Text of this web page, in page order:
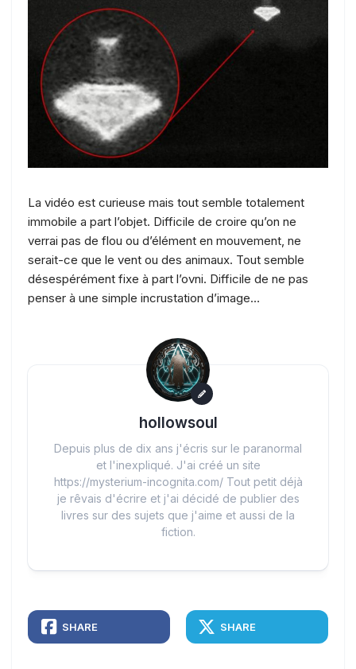
La vidéo est curieuse mais tout semble totalement
immobile a part l’objet. Difficile de croire qu’on ne
verrai pas de flou ou d’élément en mouvement, ne
serait-ce que le vent ou des animaux. Tout semble
désespérément fixe à part l’ovni. Difficile de ne pas
penser à une simple incrustation d’image…
hollowsoul
Depuis plus de dix ans j'écris sur le paranormal
et l'inexpliqué. J'ai créé un site
https://mysterium-incognita.com/ Tout petit déjà
je rêvais d'écrire et j'ai décidé de publier des
livres sur des sujets que j'aime et aussi de la
fiction.
SHARE SHARE